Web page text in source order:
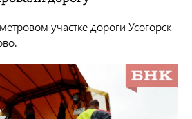
участке дороги Усогорск